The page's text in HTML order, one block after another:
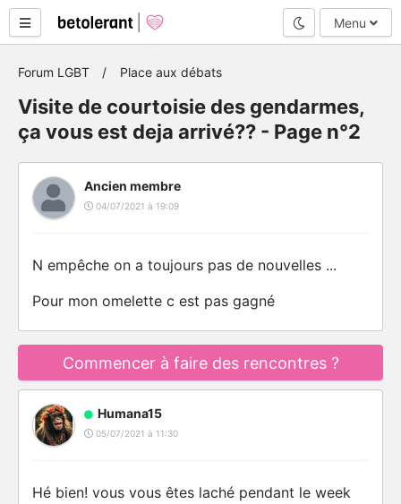
Mode nuit
Menu
Forum LGBT Place aux débats
Visite de courtoisie des gendarmes,
ça vous est deja arrivé?? - Page n°2
Ancien membre
04/07/2021 à 19:09
N empêche on a toujours pas de nouvelles ...
Pour mon omelette c est pas gagné
Commencer à faire des rencontres ?
Humana15
05/07/2021 à 11:30
Hé bien! vous vous êtes laché pendant le week